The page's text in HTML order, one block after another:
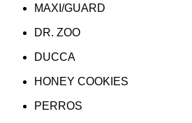
MAXI/GUARD
DR. ZOO
DUCCA
HONEY COOKIES
PERROS